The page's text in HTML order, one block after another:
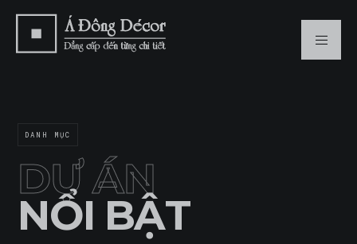
DANH MỤC
DỰ ÁN
NỔI BẬT